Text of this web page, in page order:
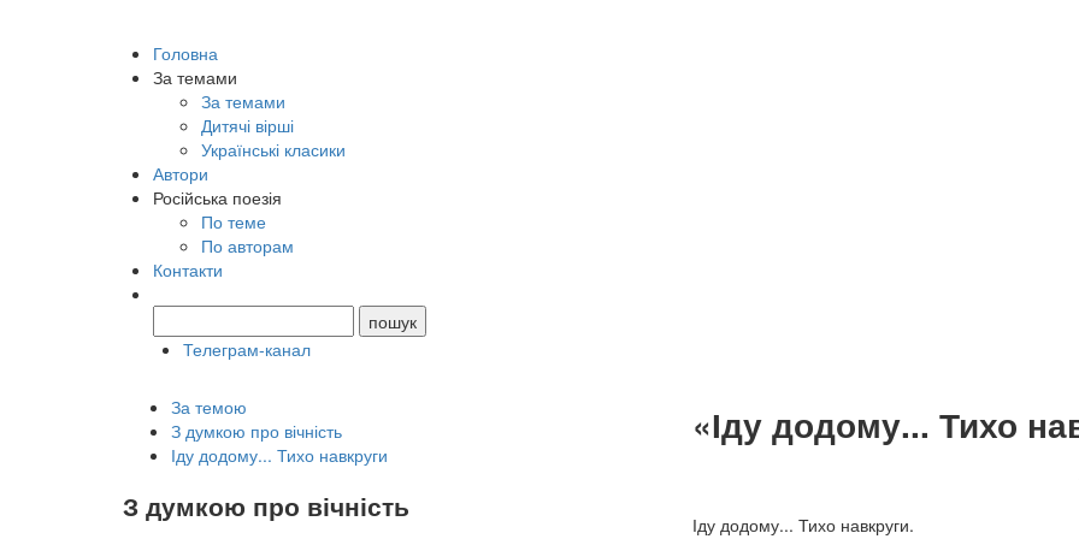
Головна
За темами
За темами
Дитячі вірші
Українські класики
Автори
Російська поезія
По теме
По авторам
Контакти
Телеграм-канал
«Іду додому... Тихо
Іду додому... Тихо навкруги.
За темою
З думкою про вічність
Іду додому... Тихо навкруги
З думкою про вічність